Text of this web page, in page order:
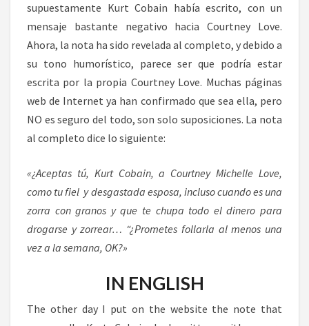
supuestamente Kurt Cobain había escrito, con un
mensaje bastante negativo hacia Courtney Love.
Ahora, la nota ha sido revelada al completo, y debido a
su tono humorístico, parece ser que podría estar
escrita por la propia Courtney Love. Muchas páginas
web de Internet ya han confirmado que sea ella, pero
NO es seguro del todo, son solo suposiciones. La nota
al completo dice lo siguiente:
«¿Aceptas tú, Kurt Cobain, a Courtney Michelle Love,
como tu fiel y desgastada esposa, incluso cuando es una
zorra con granos y que te chupa todo el dinero para
drogarse y zorrear… “¿Prometes follarla al menos una
vez a la semana, OK?»
IN ENGLISH
The other day I put on the website the note that